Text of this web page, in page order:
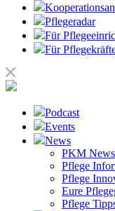
Pflegeradar
Für
Für
Podcast
Events
News
PKM News
Pflege
Pflege
Eure
Pflege